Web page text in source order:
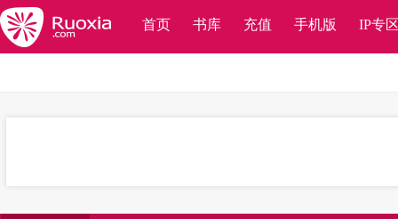
首页 书库 充值 手机版 IP专